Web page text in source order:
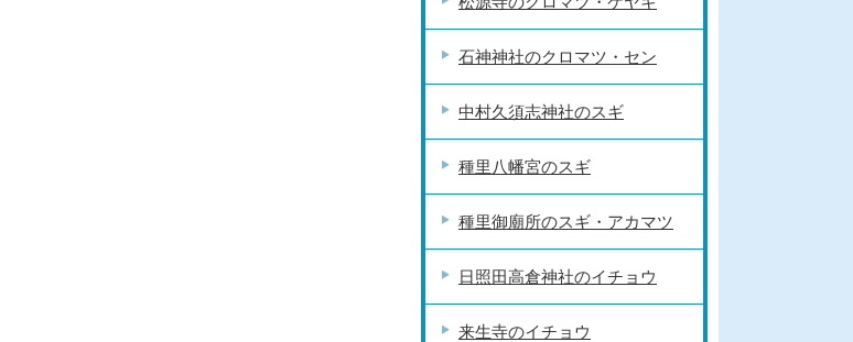
石神神社のクロマツ・セン
中村久須志神社のスギ
種里八幡宮のスギ
種里御廟所のスギ・アカマツ
日照田高倉神社のイチョウ
来生寺のイチョウ